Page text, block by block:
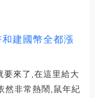
建國幣全都漲
來了,在這里給大
然非常熱鬧,鼠年紀